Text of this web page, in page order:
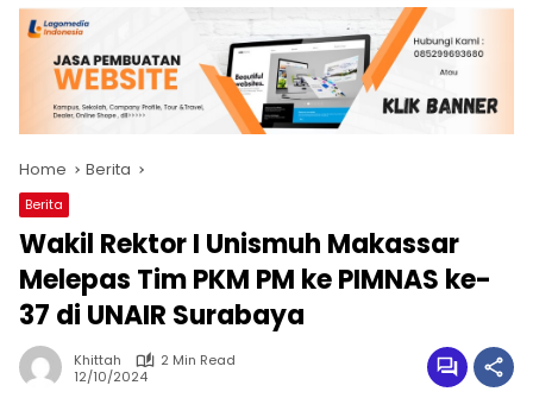
Home Berita
Berita
Wakil Rektor I Unismuh Makassar
Melepas Tim PKM PM ke PIMNAS ke-
37 di UNAIR Surabaya
Khittah
2 Min Read
12/10/2024